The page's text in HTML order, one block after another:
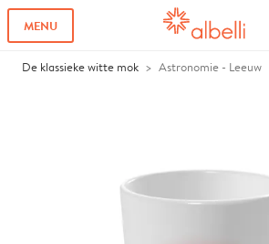
MENU
De klassieke witte mok Astronomie - Leeuw